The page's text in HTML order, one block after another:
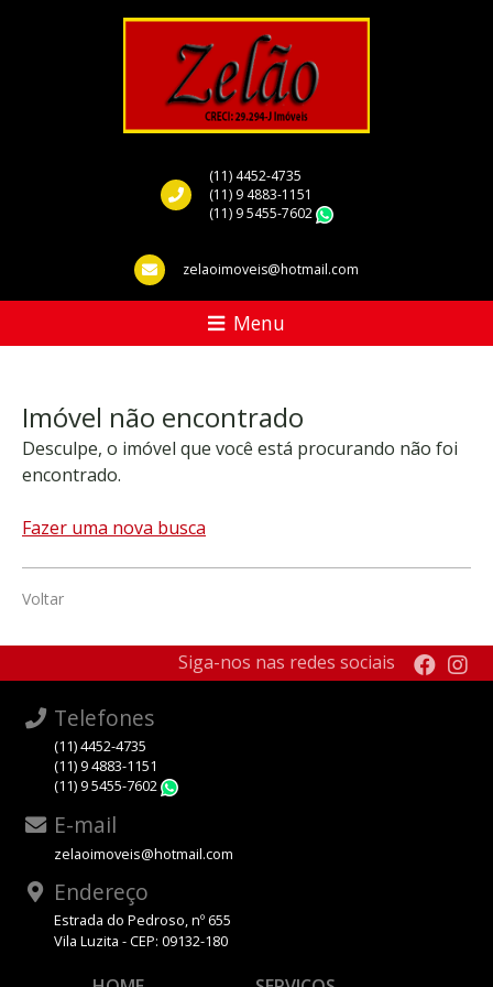
(11) 4452-4735
(11) 9 4883-1151
(11) 9 5455-7602
zelaoimoveis@hotmail.com
Menu
Imóvel não encontrado
Desculpe, o imóvel que você está procurando não foi
encontrado.
Fazer uma nova busca
Voltar
Siga-nos nas redes sociais
Telefones
(11) 4452-4735
(11) 9 4883-1151
(11) 9 5455-7602
E-mail
zelaoimoveis@hotmail.com
Endereço
Estrada do Pedroso, nº 655
Vila Luzita - CEP: 09132-180